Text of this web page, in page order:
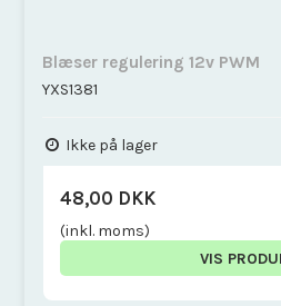
Blæser regulering 12v PWM
YXS1381
Ikke på lager
48,00 DKK
(inkl. moms)
VIS